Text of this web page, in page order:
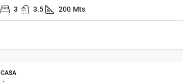
3
3.5 200 Mts
CASA